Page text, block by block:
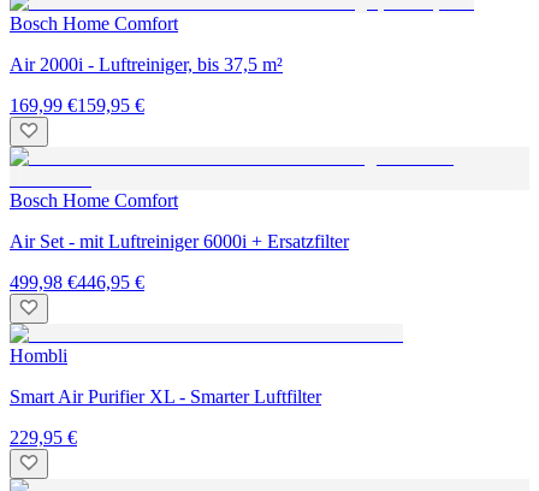
Bosch Home Comfort
Air 2000i - Luftreiniger, bis 37,5 m²
169,99 €159,95 €
Bosch Home Comfort
Air Set - mit Luftreiniger 6000i + Ersatzfilter
499,98 €446,95 €
Hombli
Smart Air Purifier XL - Smarter Luftfilter
229,95 €